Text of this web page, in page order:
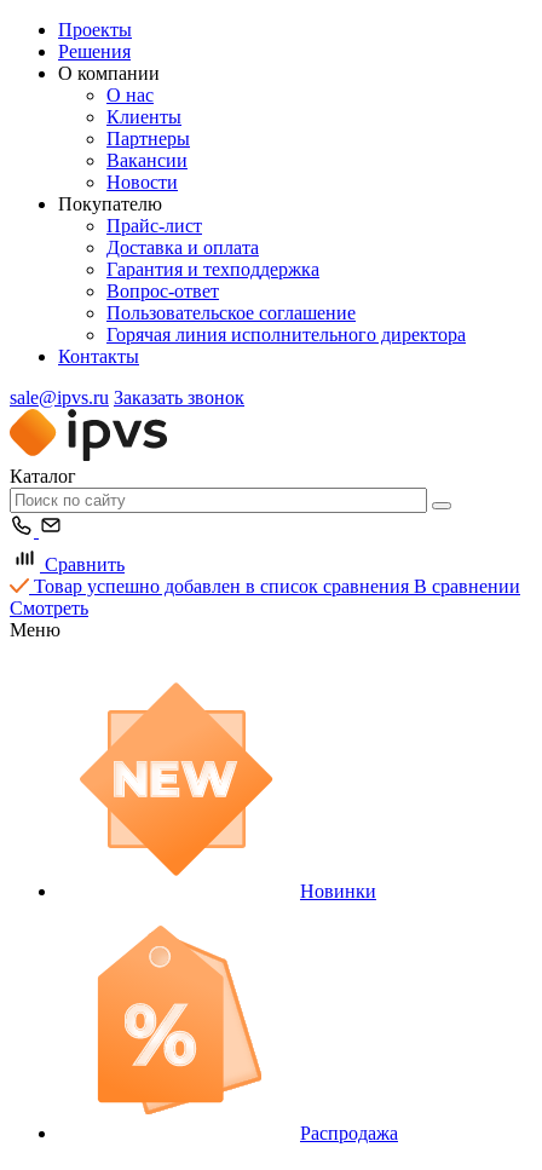
Проекты
Решения
О компании
О нас
Клиенты
Партнеры
Вакансии
Новости
Покупателю
Прайс-лист
Доставка и оплата
Гарантия и техподдержка
Вопрос-ответ
Пользовательское соглашение
Горячая линия исполнительного директора
Контакты
sale@ipvs.ru Заказать звонок
Каталог
Сравнить
Товар успешно добавлен в список сравнения В сравнении
Смотреть
Меню
Новинки
Распродажа